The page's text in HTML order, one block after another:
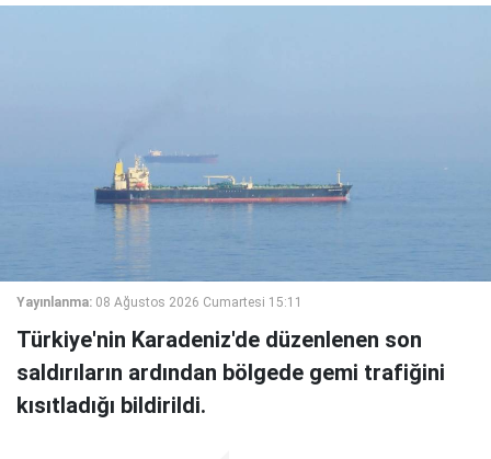
Yayınlanma: 08 Ağustos 2026 Cumartesi 15:11
Türkiye'nin Karadeniz'de düzenlenen son
saldırıların ardından bölgede gemi trafiğini
kısıtladığı bildirildi.